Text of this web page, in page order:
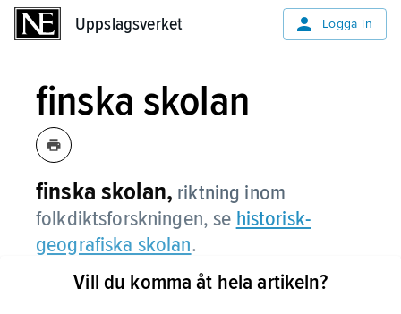
Uppslagsverket Logga in
finska skolan
finska skolan, riktning inom
folkdiktsforskningen, se historisk-
geografiska skolan.
Vill du komma åt hela artikeln?